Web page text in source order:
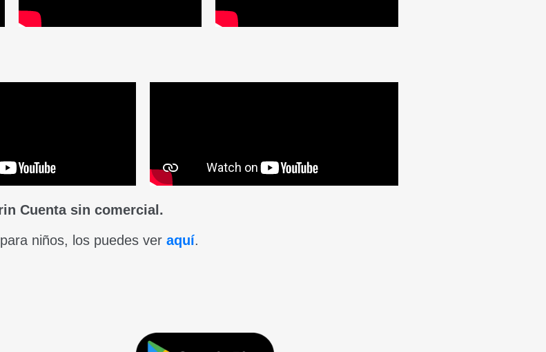
Cuenta sin comercial.
niños, los puedes ver aquí.